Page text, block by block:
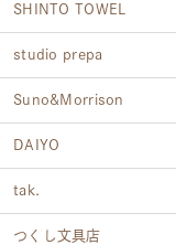
SHINTO TOWEL
studio prepa
Suno&Morrison
DAIYO
tak.
つくし文具店